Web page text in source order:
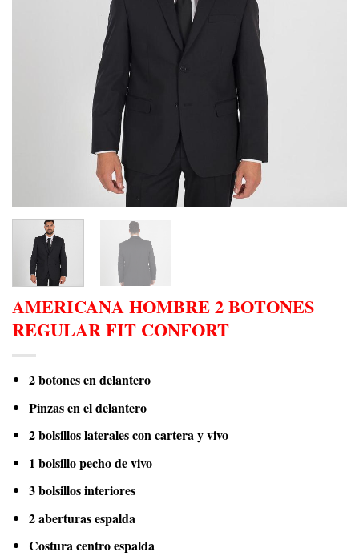
AMERICANA HOMBRE 2 BOTONES
REGULAR FIT CONFORT
2 botones en delantero
Pinzas en el delantero
2 bolsillos laterales con cartera y vivo
1 bolsillo pecho de vivo
3 bolsillos interiores
2 aberturas espalda
Costura centro espalda